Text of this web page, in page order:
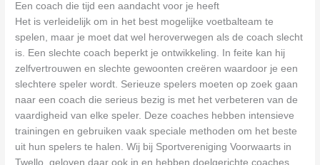
Een coach die tijd een aandacht voor je heeft
Het is verleidelijk om in het best mogelijke voetbalteam te
spelen, maar je moet dat wel heroverwegen als de coach slecht
is. Een slechte coach beperkt je ontwikkeling. In feite kan hij
zelfvertrouwen en slechte gewoonten creëren waardoor je een
slechtere speler wordt. Serieuze spelers moeten op zoek gaan
naar een coach die serieus bezig is met het verbeteren van de
vaardigheid van elke speler. Deze coaches hebben intensieve
trainingen en gebruiken vaak speciale methoden om het beste
uit hun spelers te halen. Wij bij Sportvereniging Voorwaarts in
Twello geloven daar ook in en hebben doelgerichte coaches